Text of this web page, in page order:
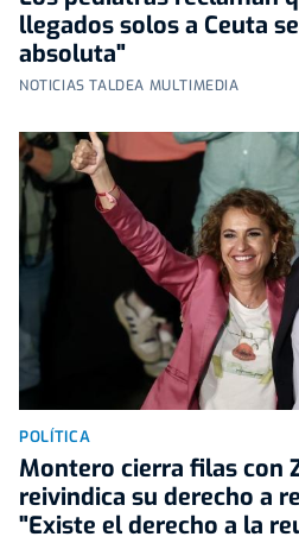
llegados solos a Ceuta
absoluta"
NOTICIAS TALDEA MULTIMEDIA
POLÍTICA
Montero cierra filas con
reivindica su derecho a
"Existe el derecho a la